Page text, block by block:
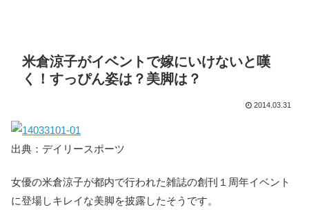
米倉涼子がイベントで嫁にいけないと嘆
く！すっぴん姿は？美脚は？
2014.03.31
出典：デイリースポーツ
女優の米倉涼子が都内で行われた雑誌の創刊１周年イベント
に登場しキレイな美脚を披露したそうです。